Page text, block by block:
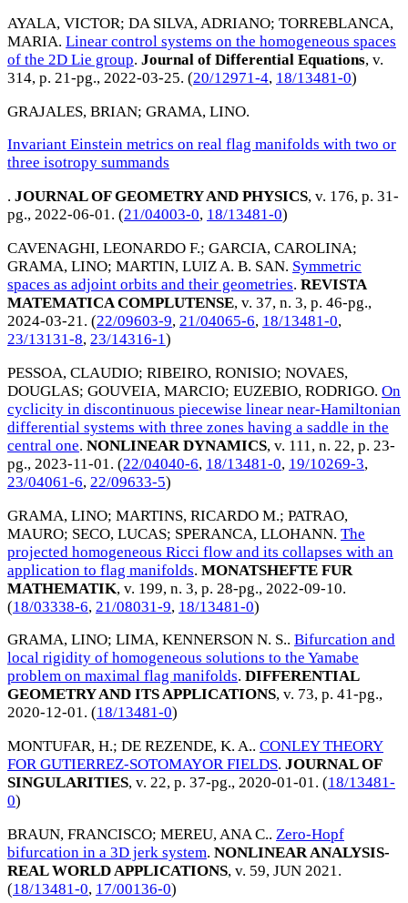
AYALA, VICTOR; DA SILVA, ADRIANO; TORREBLANCA,
MARIA. Linear control systems on the homogeneous spaces
of the 2D Lie group. Journal of Differential Equations, v.
314, p. 21-pg., 2022-03-25. (20/12971-4, 18/13481-0)
GRAJALES, BRIAN; GRAMA, LINO.
Invariant Einstein metrics on real flag manifolds with two or
three isotropy summands
. JOURNAL OF GEOMETRY AND PHYSICS, v. 176, p. 31-
pg., 2022-06-01. (21/04003-0, 18/13481-0)
CAVENAGHI, LEONARDO F.; GARCIA, CAROLINA;
GRAMA, LINO; MARTIN, LUIZ A. B. SAN. Symmetric
spaces as adjoint orbits and their geometries. REVISTA
MATEMATICA COMPLUTENSE, v. 37, n. 3, p. 46-pg.,
2024-03-21. (22/09603-9, 21/04065-6, 18/13481-0,
23/13131-8, 23/14316-1)
PESSOA, CLAUDIO; RIBEIRO, RONISIO; NOVAES,
DOUGLAS; GOUVEIA, MARCIO; EUZEBIO, RODRIGO. On
cyclicity in discontinuous piecewise linear near-Hamiltonian
differential systems with three zones having a saddle in the
central one. NONLINEAR DYNAMICS, v. 111, n. 22, p. 23-
pg., 2023-11-01. (22/04040-6, 18/13481-0, 19/10269-3,
23/04061-6, 22/09633-5)
GRAMA, LINO; MARTINS, RICARDO M.; PATRAO,
MAURO; SECO, LUCAS; SPERANCA, LLOHANN. The
projected homogeneous Ricci flow and its collapses with an
application to flag manifolds. MONATSHEFTE FUR
MATHEMATIK, v. 199, n. 3, p. 28-pg., 2022-09-10.
(18/03338-6, 21/08031-9, 18/13481-0)
GRAMA, LINO; LIMA, KENNERSON N. S.. Bifurcation and
local rigidity of homogeneous solutions to the Yamabe
problem on maximal flag manifolds. DIFFERENTIAL
GEOMETRY AND ITS APPLICATIONS, v. 73, p. 41-pg.,
2020-12-01. (18/13481-0)
MONTUFAR, H.; DE REZENDE, K. A.. CONLEY THEORY
FOR GUTIERREZ-SOTOMAYOR FIELDS. JOURNAL OF
SINGULARITIES, v. 22, p. 37-pg., 2020-01-01. (18/13481-
0)
BRAUN, FRANCISCO; MEREU, ANA C.. Zero-Hopf
bifurcation in a 3D jerk system. NONLINEAR ANALYSIS-
REAL WORLD APPLICATIONS, v. 59, JUN 2021.
(18/13481-0, 17/00136-0)